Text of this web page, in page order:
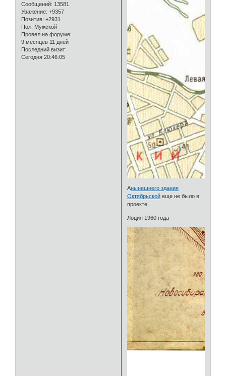
Сообщений: 13581
Уважение: +9357
Позитив: +2931
Пол: Мужской
Провел на форуме:
9 месяцев 11 дней
Последний визит:
Сегодня 20:46:05
Анынешнего здания
Октябрьской еще не было в
проекте.
Лоция 1960 года